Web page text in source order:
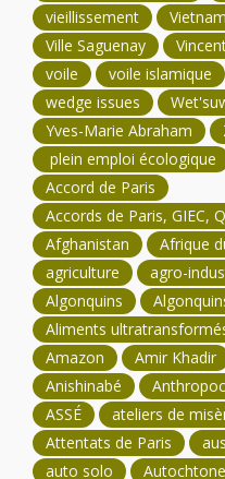
vieillissement
Vietnam
Ville Saguenay
voile
voile islamique
wedge issues
Yves-Marie Abraham
plein emploi écologique
Accord de Paris
Accords de Paris, GIEC,
Afghanistan
Afrique
agriculture
agro-
Algonquins
Aliments
Amazon
Amir Khadir
Anishinabé
ASSÉ
ateliers de
Attentats de Paris
auto solo